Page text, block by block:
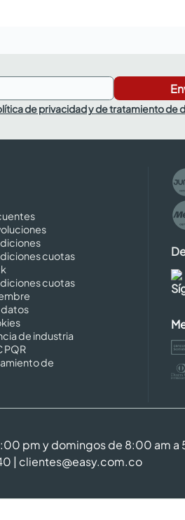
de privacidad y de tratamiento de
cuotas
cuotas
de industria
PQR
de
pm y domingos de 8:00 am
| clientes@easy.com.co